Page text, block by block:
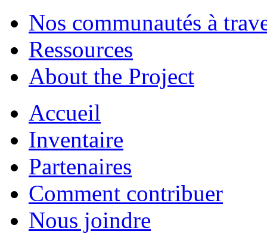
Nos communautés à
Ressources
About the Project
Accueil
Inventaire
Partenaires
Comment contribuer
Nous joindre